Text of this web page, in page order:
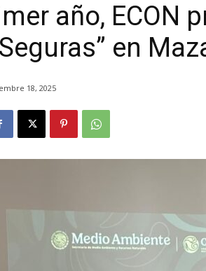
año, ECON
en
18, 2025